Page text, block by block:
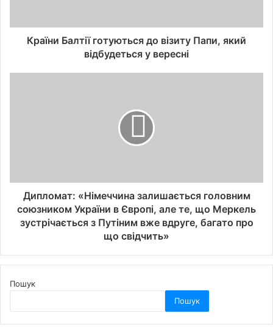
Країни Балтії готуються до візиту Папи, який
відбудеться у вересні
Дипломат: «Німеччина залишається головним
союзником України в Європі, але те, що Меркель
зустрічається з Путіним вже вдруге, багато про
що свідчить»
Пошук
Пошук